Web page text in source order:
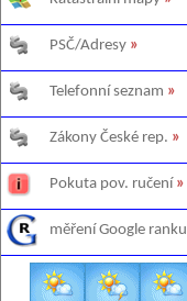
PSČ/Adresy »
Telefonní seznam »
Zákony České rep. »
Pokuta pov. ručení »
měření Google ranku